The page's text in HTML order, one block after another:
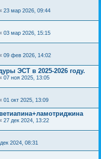
23 мар 2026, 09:44
03 мар 2026, 15:15
09 фев 2026, 14:02
ЭСТ в 2025-2026 году.
07 ноя 2025, 13:05
01 окт 2025, 13:09
27 дек 2024, 13:22
2024, 08:31